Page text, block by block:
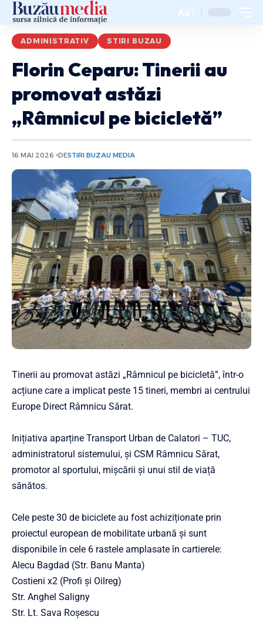
Aa
ADMINISTRATIV STIRI BUZAU
Florin Ceparu: Tinerii au
promovat astăzi
„Râmnicul pe bicicletă”
16 MAI 2026 DESTIRI BUZAU MEDIA
Tinerii au promovat astăzi „Râmnicul pe bicicletă”, într-o
acțiune care a implicat peste 15 tineri, membri ai centrului
Europe Direct Râmnicu Sărat.
Inițiativa aparține Transport Urban de Calatori – TUC,
administratorul sistemului, și CSM Râmnicu Sărat,
promotor al sportului, mișcării și unui stil de viață
sănătos.
Cele peste 30 de biciclete au fost achiziționate prin
proiectul european de mobilitate urbană și sunt
disponibile în cele 6 rastele amplasate în cartierele:
Alecu Bagdad (Str. Banu Manta)
Costieni x2 (Profi și Oilreg)
Str. Anghel Saligny
Str. Lt. Sava Roșescu